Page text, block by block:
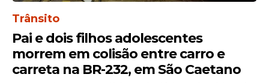
Trânsito
Pai e dois filhos adolescentes
morrem em colisão entre carro e
carreta na BR-232, em São Caetano